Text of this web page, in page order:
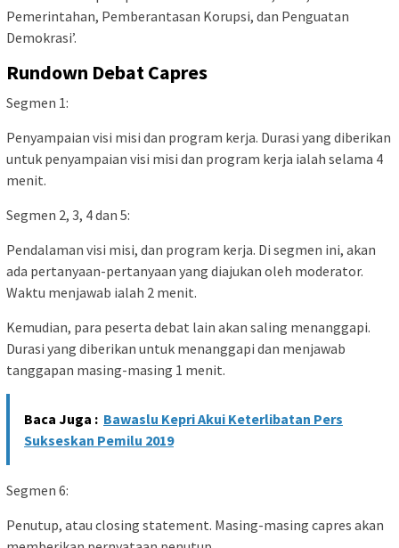
Pemerintahan, Pemberantasan Korupsi, dan Penguatan
Demokrasi’.
Rundown Debat Capres
Segmen 1:
Penyampaian visi misi dan program kerja. Durasi yang diberikan
untuk penyampaian visi misi dan program kerja ialah selama 4
menit.
Segmen 2, 3, 4 dan 5:
Pendalaman visi misi, dan program kerja. Di segmen ini, akan
ada pertanyaan-pertanyaan yang diajukan oleh moderator.
Waktu menjawab ialah 2 menit.
Kemudian, para peserta debat lain akan saling menanggapi.
Durasi yang diberikan untuk menanggapi dan menjawab
tanggapan masing-masing 1 menit.
Baca Juga : Bawaslu Kepri Akui Keterlibatan Pers
Sukseskan Pemilu 2019
Segmen 6:
Penutup, atau closing statement. Masing-masing capres akan